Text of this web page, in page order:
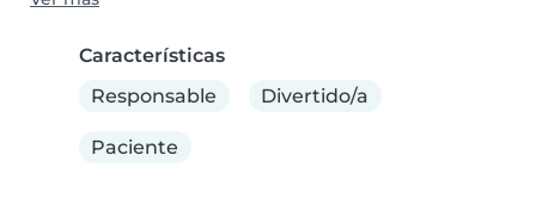
Características
Responsable
Divertido/a
Paciente